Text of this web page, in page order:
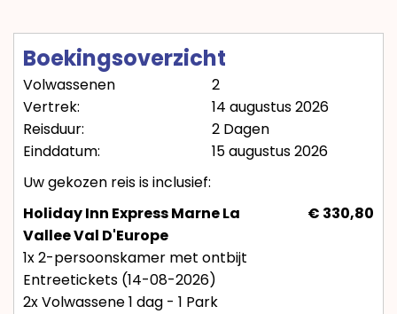
Boekingsoverzicht
Volwassenen
2
Vertrek:
14 augustus 2026
Reisduur:
2 Dagen
Einddatum:
15 augustus 2026
Uw gekozen reis is inclusief:
Holiday Inn Express Marne La
Vallee Val D'Europe
€ 330,80
1x 2-persoonskamer met ontbijt
Entreetickets (14-08-2026)
2x Volwassene 1 dag - 1 Park